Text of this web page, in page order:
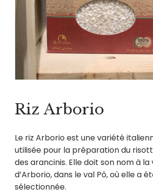
Riz Arborio
Le riz Arborio est une variété
utilisée pour la préparation du
des arancinis. Elle doit son nom à la
d’Arborio, dans le val Pô, où elle a
sélectionnée.